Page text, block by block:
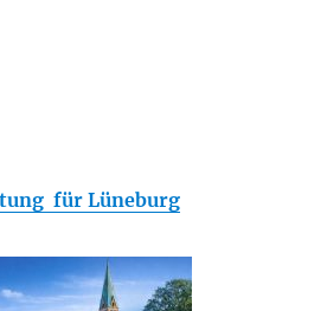
für Lüneburg